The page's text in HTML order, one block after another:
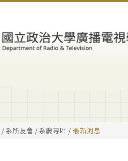
/ 系所友會 / 系慶專區 / 最新消息